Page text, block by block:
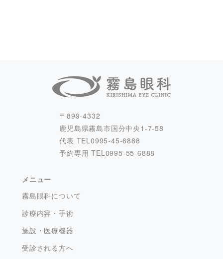
〒899-4332
鹿児島県霧島市国分中央1-7-58
代表 TEL 0995-45-6888
予約専用 TEL 0995-55-6888
メニュー
霧島眼科について
診療内容・手術
施設・医療機器
受診される方へ